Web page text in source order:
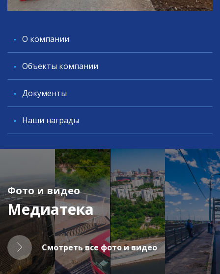
O компании
Объекты компании
Документы
Наши награды
Фото и видео
Медиатека
Смотреть все фото и видео